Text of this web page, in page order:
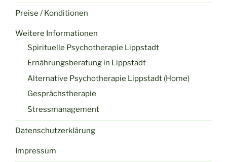
Preise / Konditionen
Weitere Informationen
Spirituelle Psychotherapie Lippstadt
Ernährungsberatung in Lippstadt
Alternative Psychotherapie Lippstadt (Home)
Gesprächstherapie
Stressmanagement
Datenschutzerklärung
Impressum